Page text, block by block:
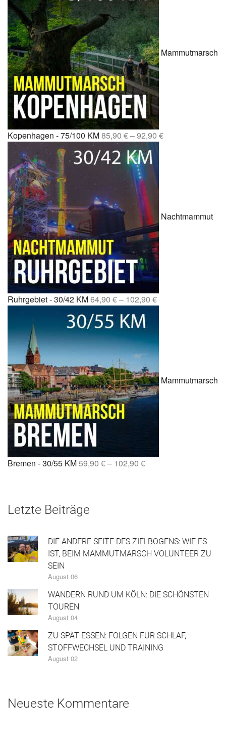
Mammutmarsch
Kopenhagen - 75/100 KM85,90 €–92,90 €
Nachtmammut
Ruhrgebiet - 30/42 KM64,90 €– 102,90 €
Mammutmarsch
Bremen - 30/55 KM59,90 €– 102,90 €
Letzte Beiträge
DIE ANDERE SEITE DES ZIELBOGENS: WIE ES
IST, BEIM MAMMUTMARSCH VOLUNTEER ZU
SEIN
August 06
WANDERN RUND UM KÖLN: DIE SCHÖNSTEN
TOUREN
August 04
ZU SPÄT ESSEN: FOLGEN FÜR SCHLAF,
STOFFWECHSEL UND TRAINING
August 02
Neueste Kommentare